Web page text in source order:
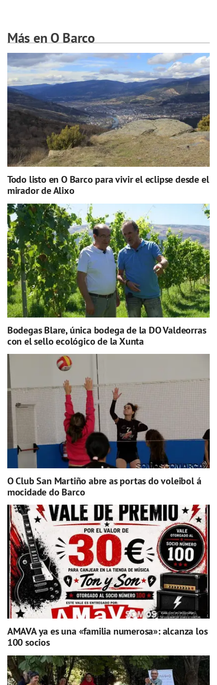
Más en O Barco
Todo listo en O Barco para vivir el eclipse desde el
mirador de Alixo
Bodegas Blare, única bodega de la DO Valdeorras
con el sello ecológico de la Xunta
O Club San Martiño abre as portas do voleibol á
mocidade do Barco
AMAVA ya es una «familia numerosa»: alcanza los
100 socios